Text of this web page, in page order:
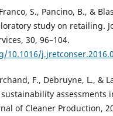
S., Pancino, B., &
study on retailing.
30, 96–104.
10.1016/
F., Debruyne, L., &
assessments
of Cleaner Production,